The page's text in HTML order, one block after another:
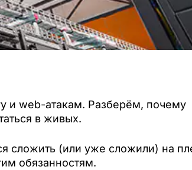
и web-атакам. Разберём, почему
в живых.
сложить (или уже сложили) на
обязанностям.